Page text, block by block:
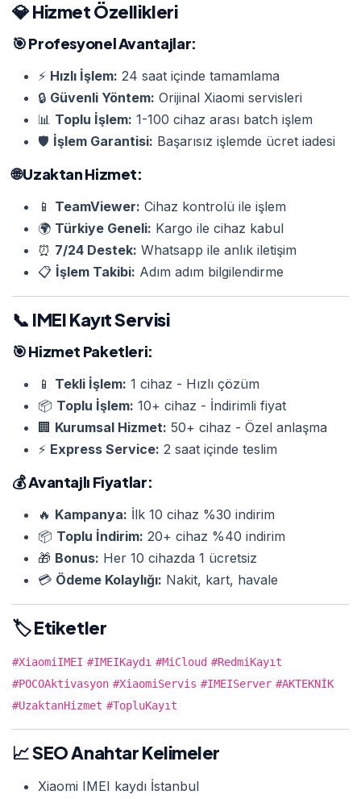
💎 Hizmet Özellikleri
🎯Profesyonel Avantajlar:
⚡ Hızlı İşlem: 24 saat içinde tamamlama
🔒 Güvenli Yöntem: Orijinal Xiaomi servisleri
📊 Toplu İşlem: 1-100 cihaz arası batch işlem
🛡️ İşlem Garantisi: Başarısız işlemde ücret iadesi
🌐Uzaktan Hizmet:
📱 TeamViewer: Cihaz kontrolü ile işlem
🌍 Türkiye Geneli: Kargo ile cihaz kabul
⏰ 7/24 Destek: Whatsapp ile anlık iletişim
📋 İşlem Takibi: Adım adım bilgilendirme
📞 IMEI Kayıt Servisi
🎯Hizmet Paketleri:
📱 Tekli İşlem: 1 cihaz - Hızlı çözüm
📦 Toplu İşlem: 10+ cihaz - İndirimli fiyat
🏢 Kurumsal Hizmet: 50+ cihaz - Özel anlaşma
⚡ Express Service: 2 saat içinde teslim
💰Avantajlı Fiyatlar:
🔥 Kampanya: İlk 10 cihaz %30 indirim
📦 Toplu İndirim: 20+ cihaz %40 indirim
🎁 Bonus: Her 10 cihazda 1 ücretsiz
💳 Ödeme Kolaylığı: Nakit, kart, havale
🏷️ Etiketler
#XiaomiIMEI #IMEIKaydı #MiCloud #RedmiKayıt
#POCOAktivasyon #XiaomiServis #IMEIServer #AKTEKNİK
#UzaktanHizmet #TopluKayıt
📈 SEO Anahtar Kelimeler
Xiaomi IMEI kaydı İstanbul